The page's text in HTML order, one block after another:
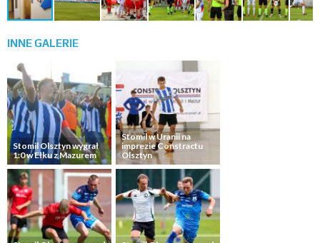
INNE GALERIE
Stomil Olsztyn wygrał
1:0 w Ełku z Mazurem
Stomil w Uranii na
imprezie Constractu
Olsztyn